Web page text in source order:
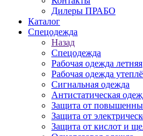
Дилеры ПРАБО
Каталог
Спецодежда
Назад
Спецодежда
Рабочая одежда летняя
Рабочая одежда
Сигнальная одежда
Антистатическая
Защита от
Защита от
Защита от кислот и